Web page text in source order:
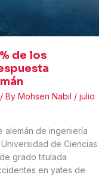
de los
/ By Mohsen Nabil / julio
alemán de ingeniería
de Ciencias
grado titulada
en yates de